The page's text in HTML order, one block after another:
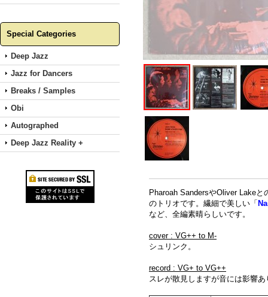
Special Categories
Deep Jazz
Jazz for Dancers
Breaks / Samples
Obi
Autographed
Deep Jazz Reality +
Pharoah SandersやOliver Lake
のトリオです。繊細で美しい「
など、全編素晴らしいです。
cover : VG++ to M-
シュリンク。
record : VG+ to VG++
スレが散見しますが音には影響あ